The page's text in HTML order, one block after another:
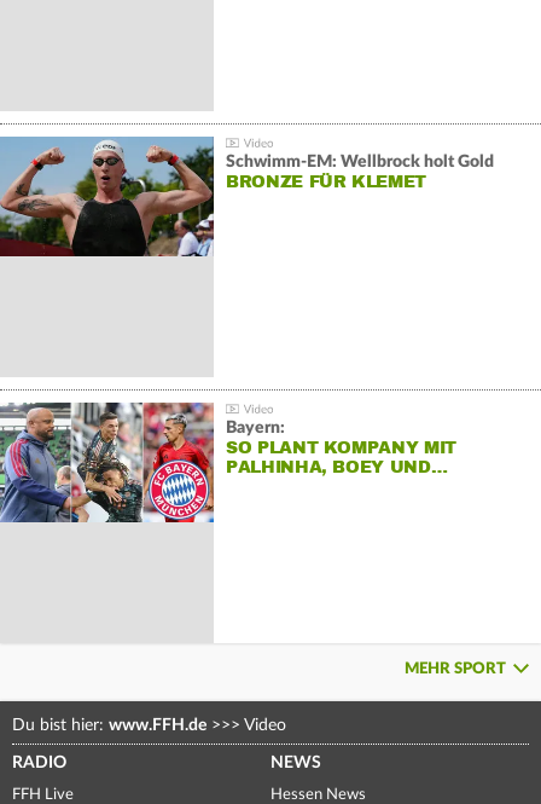
Schwimm-EM: Wellbrock holt Gold
BRONZE FÜR KLEMET
Bayern:
SO PLANT KOMPANY MIT
PALHINHA, BOEY UND…
MEHR SPORT
Du bist hier: www.FFH.de >>> Video
RADIO
FFH Live
NEWS
Hessen News